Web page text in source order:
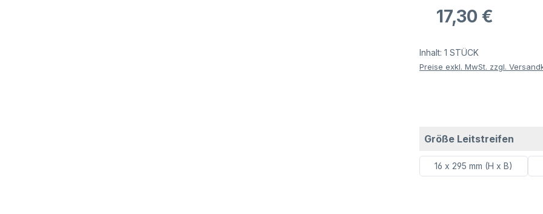
Regulärer Preis:
17,30 €
Inhalt: 1 STÜCK
Preise exkl. MwSt. zzgl.
Größe Leitstreifen
16 x 295 mm (H x B)